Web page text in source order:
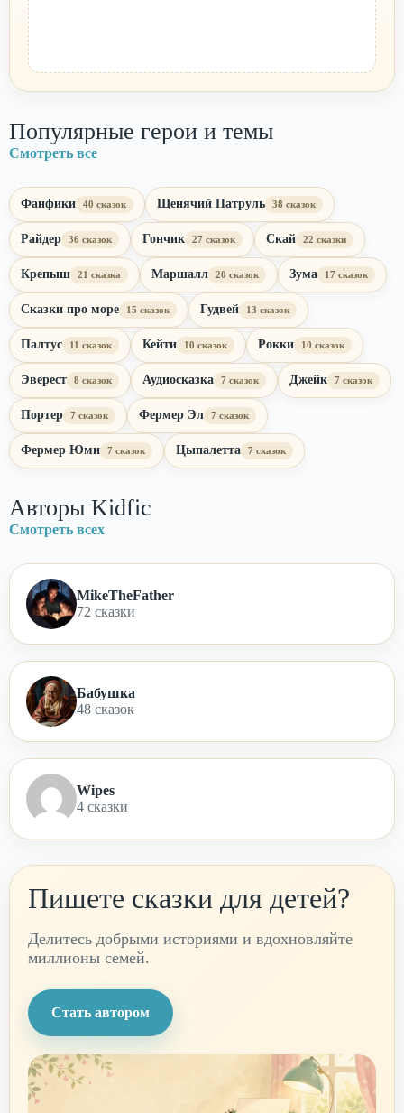
Популярные герои и темы
Смотреть все
Фанфики 40 сказок Щенячий Патруль 38 сказок
Райдер 36 сказок Гончик 27 сказок Скай 22 сказки
Крепыш 21 сказка Маршалл 20 сказок Зума 17 сказок
Сказки про море 15 сказок Гудвей 13 сказок
Палтус 11 сказок Кейти 10 сказок Рокки 10 сказок
Эверест 8 сказок Аудиосказка 7 сказок Джейк 7 сказок
Портер 7 сказок Фермер Эл 7 сказок
Фермер Юми 7 сказок Цыпалетта 7 сказок
Авторы Kidfic
Смотреть всех
MikeTheFather
72 сказки
Бабушка
48 сказок
Wipes
4 сказки
Пишете сказки для детей?
Делитесь добрыми историями и вдохновляйте
миллионы семей.
Стать автором